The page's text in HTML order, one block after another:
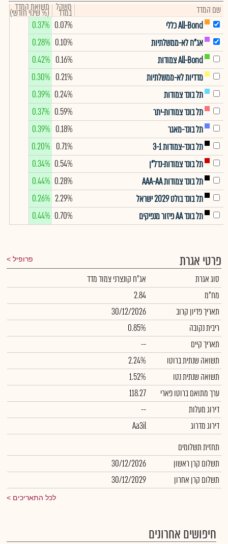
שם המדד משקל
במדד תשואת המדד
(% שינוי חודשי)
All-Bond כללי
0.07%
0.37%
אג"ח לא-ממשלתיות
0.10%
0.28%
All-Bond צמודות
0.16%
0.42%
מדדיות לא-ממשלתיות
0.21%
0.30%
תל בונד צמודות
0.24%
0.39%
תל בונד צמודות-יתר
0.59%
0.37%
תל בונד-מאגר
0.18%
0.39%
תל בונד-צמודות 3-1
0.71%
0.20%
תל בונד צמודות-נדל"ן
0.54%
0.34%
תל בונד צמודות AAA-AA
0.28%
0.44%
תל בונד בולט 2029 ישראל
2.29%
0.26%
תל בונד AA פיזור מנפיקים
0.70%
0.44%
פרטי אגרת פרופיל
סוג אגרת
אג"ח קונצרני צמוד מדד
מח"מ
2.84
תאריך פדיון קרוב
30/12/2026
ריבית נקובה
0.85%
תאריך קיים
--
תשואה שנתית ברוטו
2.24%
תשואה שנתית נטו
1.52%
ערך מתואם ברוטו פארי
118.27
דירוג מעלות
--
דירוג מדרוג
Aa3il
תחזית תשלומים
תשלום קרן ראשון
30/12/2026
תשלום קרן אחרון
30/12/2029
לכל התאריכים
חיפושים אחרונים